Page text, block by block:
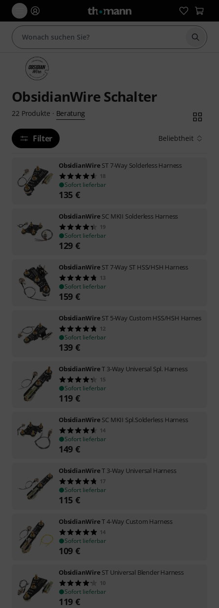
Suche
ObsidianWire Schalter
22 Produkte · Beratung
Filter Beliebtheit
ObsidianWire ST 7-Way Solderless Harness
18
Sofort lieferbar
135 €
ObsidianWire SC MKII Solderless Harness
19
Sofort lieferbar
129 €
ObsidianWire ST 7-Way ST HSS/HSH Harness
13
Sofort lieferbar
159 €
ObsidianWire ST 5-Way Custom HSS/HSH Harnes
12
Sofort lieferbar
139 €
ObsidianWireT 3-Way Universal Spl. Harness
15
Sofort lieferbar
119 €
ObsidianWire SC MKII Spl.Solderless Harness
14
Sofort lieferbar
149 €
ObsidianWireT 3-Way Universal Harness
17
Sofort lieferbar
115 €
ObsidianWireT 4-Way Custom Harness
14
Sofort lieferbar
109 €
ObsidianWire ST Universal Blender Harness
10
Sofort lieferbar
119 €